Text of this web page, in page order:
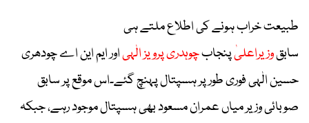
طبیعت خراب ہونے کی اطلاع ملتے ہی
سابقوزیراعلیٰپنجابچوہدری پرویز الٰہیاور ایم این اے چودھری
حسین الٰہی فوری طور پر ہسپتال پہنچ گئے۔اس موقع پر سابق
صوبائی وزیر میاں عمران مسعود بھی ہسپتال موجود رہے، جبکہ